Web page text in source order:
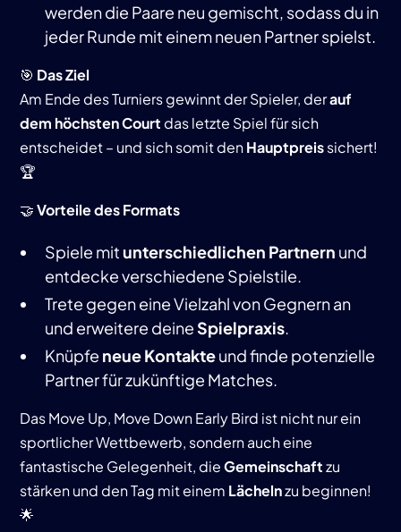
werden die Paare neu gemischt, sodass du in
jeder Runde mit einem neuen Partner spielst.
🎯 Das Ziel
Am Ende des Turniers gewinnt der Spieler, derauf
dem höchsten Court das letzte Spiel für sich
entscheidet – und sich somit denHauptpreissichert!
🏆
🤝Vorteile des Formats
Spiele mit unterschiedlichen Partnern und
entdecke verschiedene Spielstile.
Trete gegen eine Vielzahl von Gegnern an
und erweitere deineSpielpraxis
Knüpfe neue Kontakteund finde potenzielle
Partner für zukünftige Matches.
Das Move Up, Move Down Early Bird ist nicht nur ein
sportlicher Wettbewerb, sondern auch eine
fantastische Gelegenheit, dieGemeinschaftzu
stärken und den Tag mit einem Lächelnzu beginnen!
🌟